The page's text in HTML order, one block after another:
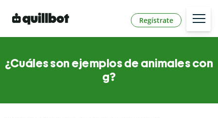
Regístrate
¿Cuáles son ejemplos de animales con
g?